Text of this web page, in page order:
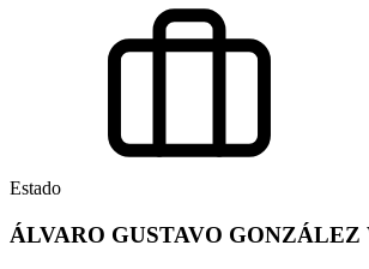
Estado
ÁLVARO GUSTAVO